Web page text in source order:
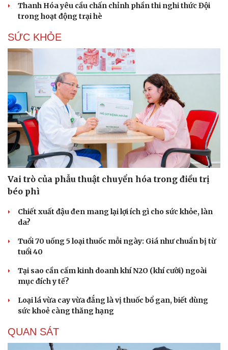
Thanh Hóa yêu cầu chấn chỉnh phần thi nghi thức Đội
trong hoạt động trại hè
SỨC KHỎE
Vai trò của phẫu thuật chuyển hóa trong điều trị
béo phì
Chiết xuất đậu đen mang lại lợi ích gì cho sức khỏe, làn
da?
Tuổi 70 uống 5 loại thuốc mỗi ngày: Giá như chuẩn bị từ
tuổi 40
Tại sao cần cấm kinh doanh khí N2O (khí cười) ngoài
mục đích y tế?
Loại lá vừa cay vừa đắng là vị thuốc bổ gan, biết dùng
sức khoẻ càng thăng hạng
QUAN SÁT